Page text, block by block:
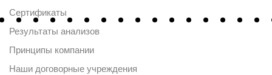
Сертификаты
Результаты анализов
Принципы компании
Наши договорные учреждения